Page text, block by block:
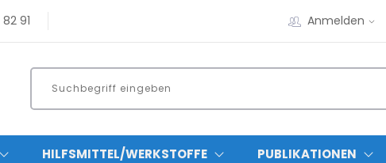
91 Anmelden
HILFSMITTEL/WERKSTOFFE PUBLIKATIONEN